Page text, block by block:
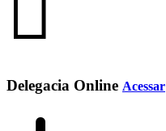
Delegacia Online Acessar